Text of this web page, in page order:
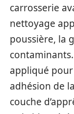
carrosserie
nettoyage
poussière, la
appliqué
adhésion de
couche